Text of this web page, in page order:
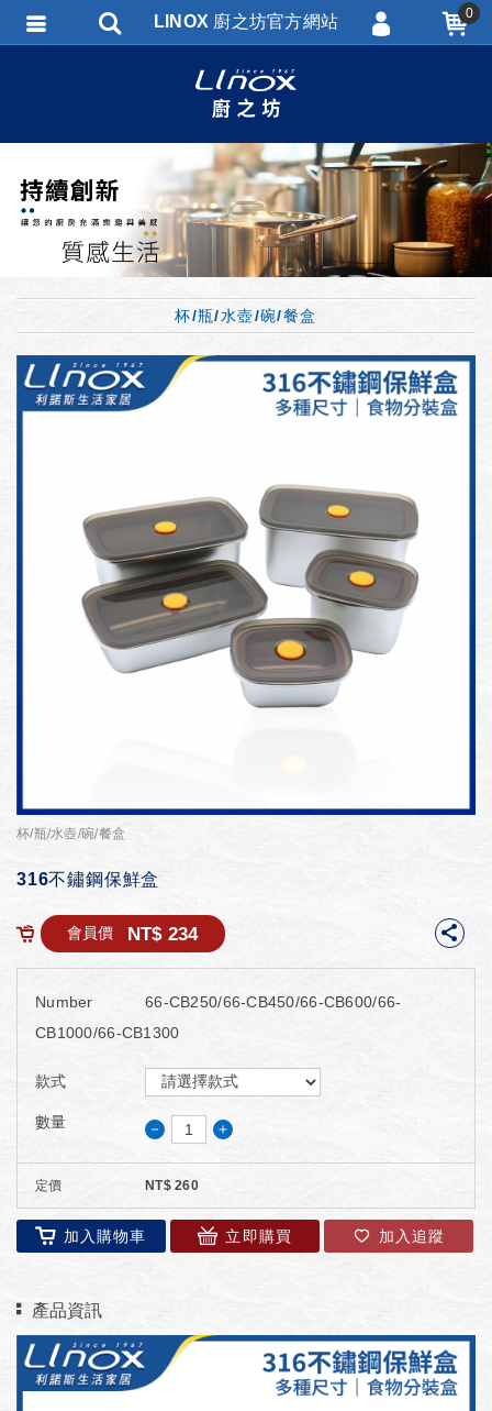
杯/瓶/水壺/碗/餐盒
杯/瓶/水壺/碗/餐盒
316不鏽鋼保鮮盒
會員價 NT$ 234
Number
66-CB250/66-CB450/66-CB600/66-
CB1000/66-CB1300
款式
數量 － ＋
定價 NT$ 260
加入購物車 立即購買 加入追蹤
產品資訊
LINOX 廚之坊官方網站 0
會員註冊
忘記密碼
訂單查詢
匯款通知